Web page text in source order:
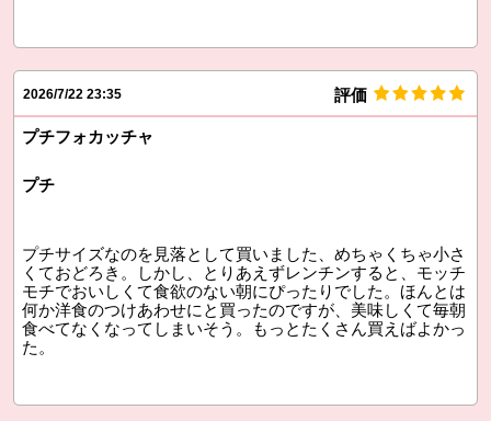
2026/7/22 23:35 評価
プチフォカッチャ
プチ
プチサイズなのを見落として買いました、めちゃくちゃ小さ
くておどろき。しかし、とりあえずレンチンすると、モッチ
モチでおいしくて食欲のない朝にぴったりでした。ほんとは
何か洋食のつけあわせにと買ったのですが、美味しくて毎朝
食べてなくなってしまいそう。もっとたくさん買えばよかっ
た。